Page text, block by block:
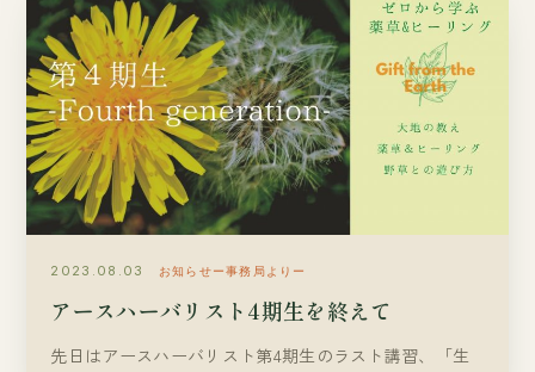
2023.08.03 お知らせー事務局よりー
アースハーバリスト4期生を終えて
先日はアースハーバリスト第4期生のラスト講習、「生